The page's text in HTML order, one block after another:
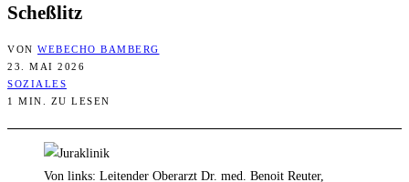
Scheßlitz
VON WEBECHO BAMBERG
23. MAI 2026
SOZIALES
1 MIN. ZU LESEN
Von links: Leitender Oberarzt Dr. med. Benoit Reuter,